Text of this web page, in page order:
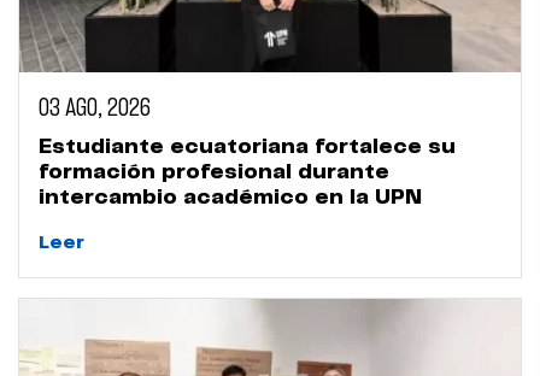
03 AGO, 2026
Estudiante ecuatoriana fortalece su
formación profesional durante
intercambio académico en la UPN
Leer